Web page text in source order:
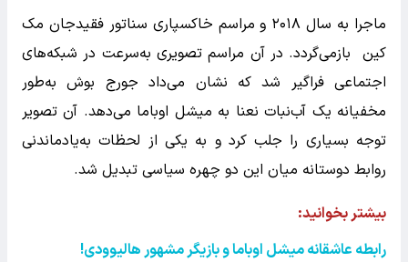
ماجرا به سال ۲۰۱۸ و مراسم خاکسپاری سناتور فقیدجان مک
کین بازمی‌گردد. در آن مراسم تصویری به‌سرعت در شبکه‌های
اجتماعی فراگیر شد که نشان می‌داد جورج بوش به‌طور
مخفیانه یک آب‌نبات نعنا به میشل اوباما می‌دهد. آن تصویر
توجه بسیاری را جلب کرد و به یکی از لحظات به‌یادماندنی
روابط دوستانه میان این دو چهره سیاسی تبدیل شد.
بیشتر بخوانید:
رابطه عاشقانه میشل اوباما و بازیگر مشهور هالیوودی!